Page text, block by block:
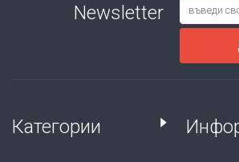
Newsletter
Категории